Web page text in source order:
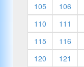
105
106
110
111
115
116
120
121